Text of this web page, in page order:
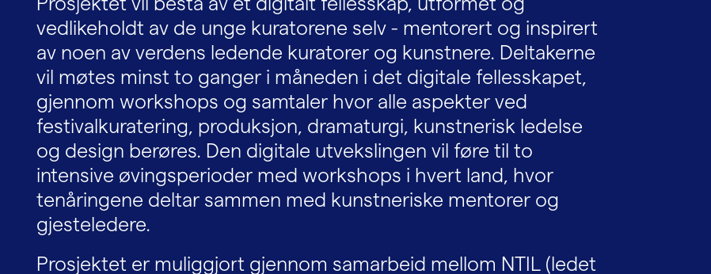
vedlikeholdt av de unge kuratorene selv - mentorert og inspirert
av noen av verdens ledende kuratorer og kunstnere. Deltakerne
vil møtes minst to ganger i måneden i det digitale fellesskapet,
gjennom workshops og samtaler hvor alle aspekter ved
festivalkuratering, produksjon, dramaturgi, kunstnerisk ledelse
og design berøres. Den digitale utvekslingen vil føre til to
intensive øvingsperioder med workshops i hvert land, hvor
tenåringene deltar sammen med kunstneriske mentorer og
gjesteledere.
Prosjektet er muliggjort gjennom samarbeid mellom NTIL (ledet